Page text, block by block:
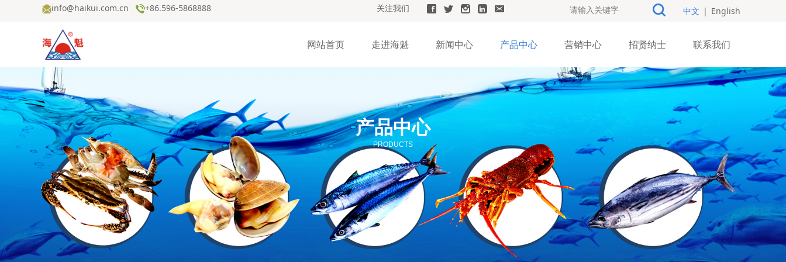
info@haikui.com.cn +86.596-5868888 关注我们 中文 | English
网站首页 走进海魁 新闻中心 产品中心 营销中心 招贤纳士 联系我们
产品中心
PRODUCTS